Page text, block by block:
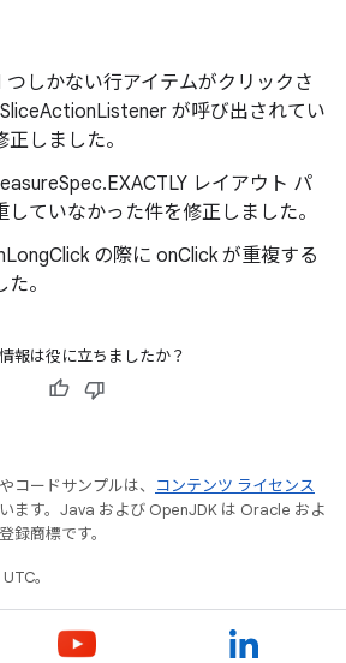
つしかない行アイテムがクリックさ
が呼び出されてい
しました。
レイアウト パ
していなかった件を修正しました。
の際に onClick が重複する
。
報は役に立ちましたか？
コードサンプルは、
コンテンツ ライセンス
ます。Java および OpenJDK は Oracle およ
録商標です。
。